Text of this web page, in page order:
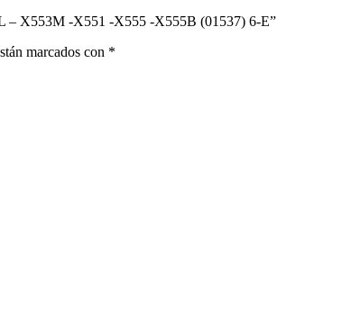
– X553M -X551 -X555 -X555B (01537) 6-E”
marcados con *